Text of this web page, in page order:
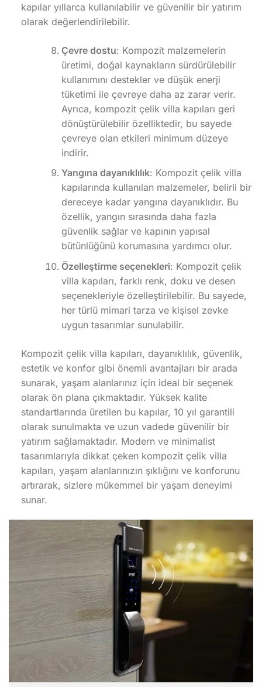
kapılar yıllarca kullanılabilir ve güvenilir bir yatırım
olarak değerlendirilebilir.
Çevre dostu: Kompozit malzemelerin
üretimi, doğal kaynakların sürdürülebilir
kullanımını destekler ve düşük enerji
tüketimi ile çevreye daha az zarar verir.
Ayrıca, kompozit çelik villa kapıları geri
dönüştürülebilir özelliktedir, bu sayede
çevreye olan etkileri minimum düzeye
indirir.
Yangına dayanıklılık: Kompozit çelik villa
kapılarında kullanılan malzemeler, belirli bir
dereceye kadar yangına dayanıklıdır. Bu
özellik, yangın sırasında daha fazla
güvenlik sağlar ve kapının yapısal
bütünlüğünü korumasına yardımcı olur.
Özelleştirme seçenekleri: Kompozit çelik
villa kapıları, farklı renk, doku ve desen
seçenekleriyle özelleştirilebilir. Bu sayede,
her türlü mimari tarza ve kişisel zevke
uygun tasarımlar sunulabilir.
Kompozit çelik villa kapıları, dayanıklılık, güvenlik,
estetik ve konfor gibi önemli avantajları bir arada
sunarak, yaşam alanlarınız için ideal bir seçenek
olarak ön plana çıkmaktadır. Yüksek kalite
standartlarında üretilen bu kapılar, 10 yıl garantili
olarak sunulmakta ve uzun vadede güvenilir bir
yatırım sağlamaktadır. Modern ve minimalist
tasarımlarıyla dikkat çeken kompozit çelik villa
kapıları, yaşam alanlarınızın şıklığını ve konforunu
artırarak, sizlere mükemmel bir yaşam deneyimi
sunar.